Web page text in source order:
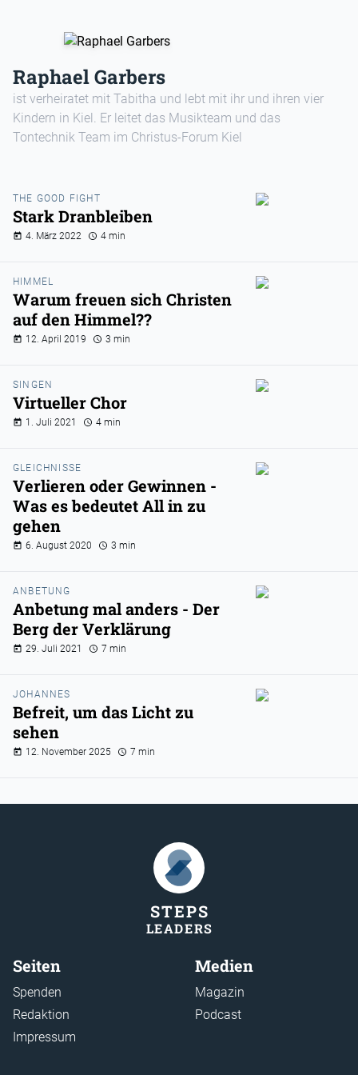
Raphael Garbers
ist verheiratet mit Tabitha und lebt mit ihr und ihren vier
Kindern in Kiel. Er leitet das Musikteam und das
Tontechnik Team im Christus-Forum Kiel
THE GOOD FIGHT
Stark Dranbleiben
4. März 2022 4 min
HIMMEL
Warum freuen sich Christen
auf den Himmel??
12. April 2019 3 min
SINGEN
Virtueller Chor
1. Juli 2021 4 min
GLEICHNISSE
Verlieren oder Gewinnen -
Was es bedeutet All in zu
gehen
6. August 2020 3 min
ANBETUNG
Anbetung mal anders - Der
Berg der Verklärung
29. Juli 2021 7 min
JOHANNES
Befreit, um das Licht zu
sehen
12. November 2025 7 min
STEPS
LEADERS
Seiten
Spenden
Redaktion
Impressum
Medien
Magazin
Podcast